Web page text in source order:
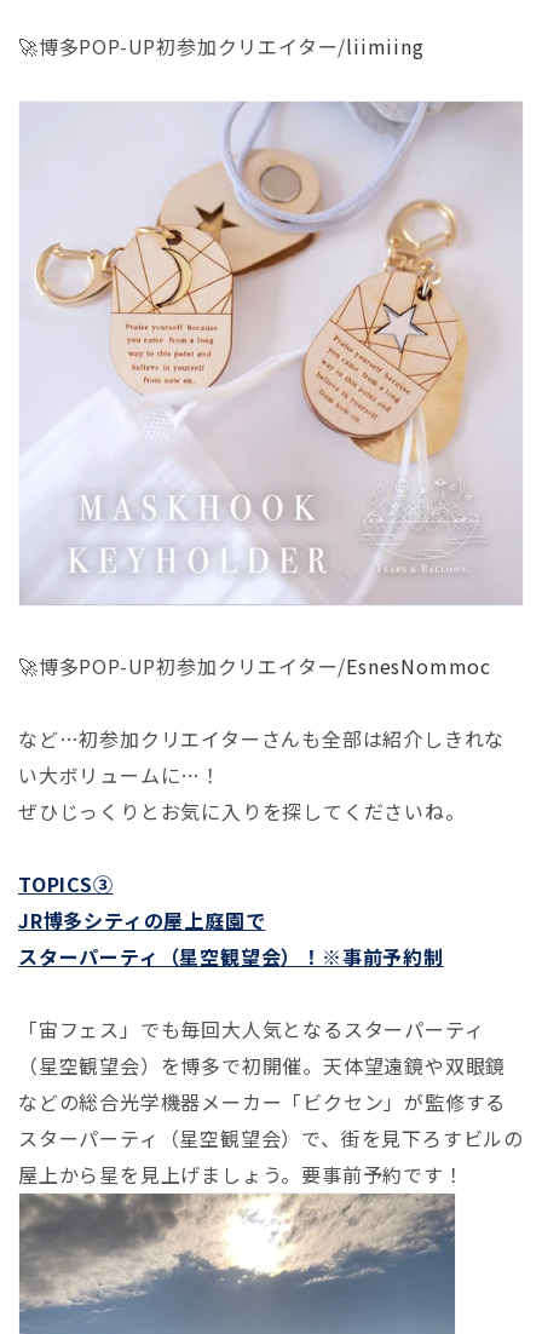
🚀博多POP-UP初参加クリエイター/liimiing
🚀博多POP-UP初参加クリエイター/EsnesNommoc
など…初参加クリエイターさんも全部は紹介しきれな
い大ボリュームに…！
ぜひじっくりとお気に入りを探してくださいね。
TOPICS③
JR博多シティの屋上庭園で
スターパーティ（星空観望会）！※事前予約制
「宙フェス」でも毎回大人気となるスターパーティ
（星空観望会）を博多で初開催。天体望遠鏡や双眼鏡
などの総合光学機器メーカー「ビクセン」が監修する
スターパーティ（星空観望会）で、街を見下ろすビルの
屋上から星を見上げましょう。 要事前予約です！